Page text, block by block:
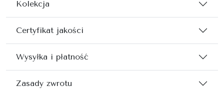
Kolekcja
Certyfikat jakości
Wysyłka i płatność
Zasady zwrotu